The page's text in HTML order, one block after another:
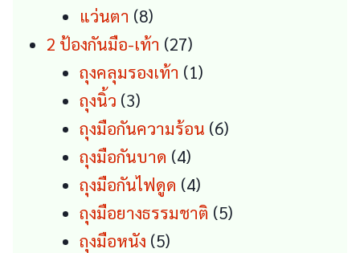
แว่นตา 88
products
2 ป้องกันมือ-เท้า 2727
products
ถุงคลุมรองเท้า 11
ถุงนิ้ว 33
products
ถุงมือกันความร้อน 66
ถุงมือกันบาด 44
products
ถุงมือกันไฟดูด 44
products
ถุงมือยางธรรมชาติ 55
ถุงมือหนัง 55